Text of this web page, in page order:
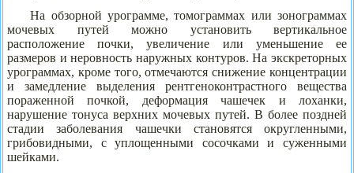
На обзорной урограмме, томограммах или зонограммах
мочевых путей можно установить вертикальное
расположение почки, увеличение или уменьшение ее
размеров и неровность наружных контуров. На экскреторных
урограммах, кроме того, отмечаются снижение концентрации
и замедление выделения рентгеноконтрастного вещества
пораженной почкой, деформация чашечек и лоханки,
нарушение тонуса верхних мочевых путей. В более поздней
стадии заболевания чашечки становятся округленными,
грибовидными, с уплощенными сосочками и суженными
шейками.